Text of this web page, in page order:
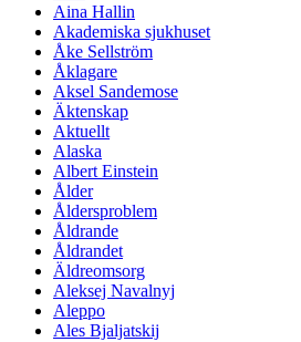
Aina Hallin
Akademiska sjukhuset
Åke Sellström
Åklagare
Aksel Sandemose
Äktenskap
Aktuellt
Alaska
Albert Einstein
Ålder
Åldersproblem
Åldrande
Åldrandet
Äldreomsorg
Aleksej Navalnyj
Aleppo
Ales Bjaljatskij